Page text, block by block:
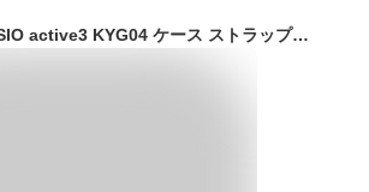
＼特価セール中／BASIO active3 KYG04 ケース ストラップ付き ベイシオ アクティブ3 手帳型 蝶々 マグネット BASIO active3 カバー KYOCERA Basio Active3 ケース 手帳型 スタンド ストラップホール付 耐衝撃 カメラ保護 プレゼント かわいい おしゃれ スマホケース